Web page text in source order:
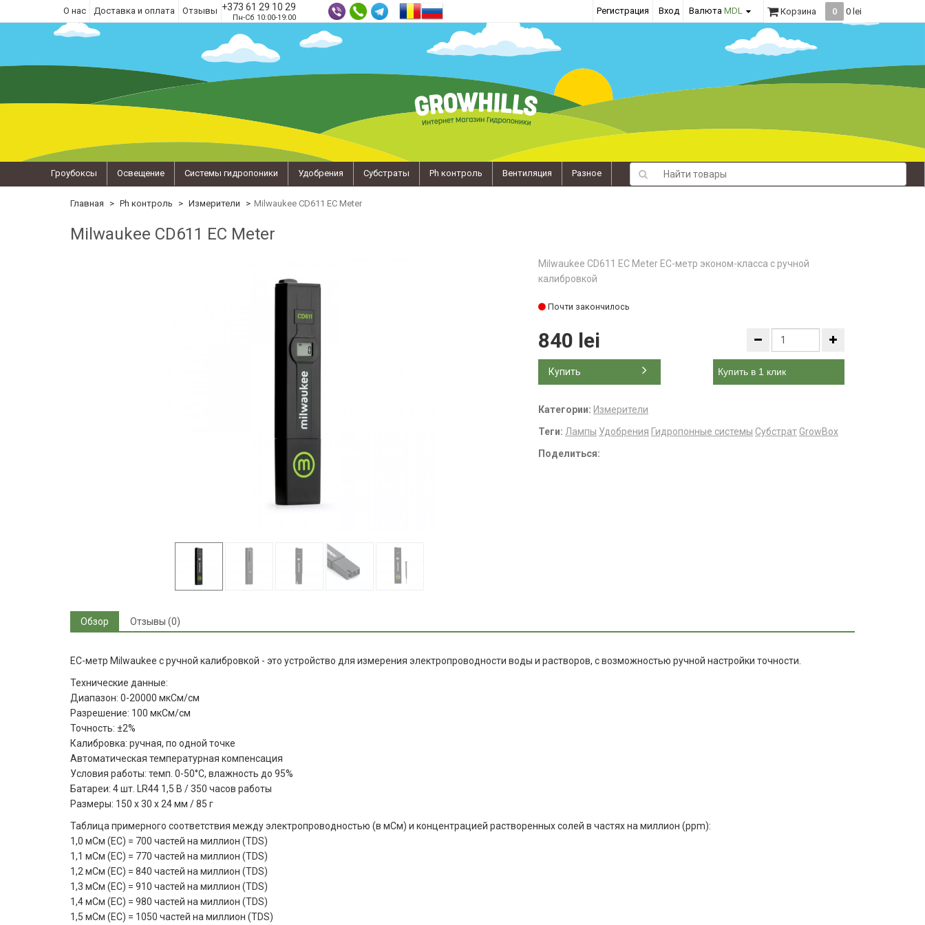
О нас Доставка и оплата Отзывы +373 61 29 10 29
Пн-Сб 10:00-19:00
Регистрация Вход Валюта MDL Корзина 0 0 lei
Гроубоксы Освещение Системы гидропоники Удобрения Субстраты Ph контроль Вентиляция Разное
Главная Ph контроль Измерители Milwaukee CD611 EC Meter
Milwaukee CD611 EC Meter
Milwaukee CD611 EC Meter EC-метр эконом-класса с ручной
калибровкой
Почти закончилось
840 lei
Купить Купить в 1 клик
Категории: Измерители
Теги: Лампы Удобрения Гидропонные системы Субстрат GrowBox
Поделиться:
Обзор Отзывы (0)
EC-метр Milwaukee с ручной калибровкой - это устройство для измерения электропроводности воды и растворов, с возможностью ручной настройки точности.
Технические данные:
Диапазон: 0-20000 мкСм/см
Разрешение: 100 мкСм/см
Точность: ±2%
Калибровка: ручная, по одной точке
Автоматическая температурная компенсация
Условия работы: темп. 0-50°С, влажность до 95%
Батареи: 4 шт. LR44 1,5 В / 350 часов работы
Размеры: 150 х 30 х 24 мм / 85 г
Таблица примерного соответствия между электропроводностью (в мСм) и концентрацией растворенных солей в частях на миллион (ppm):
1,0 мСм (EC) = 700 частей на миллион (TDS)
1,1 мСм (EC) = 770 частей на миллион (TDS)
1,2 мСм (EC) = 840 частей на миллион (TDS)
1,3 мСм (EC) = 910 частей на миллион (TDS)
1,4 мСм (EC) = 980 частей на миллион (TDS)
1,5 мСм (EC) = 1050 частей на миллион (TDS)